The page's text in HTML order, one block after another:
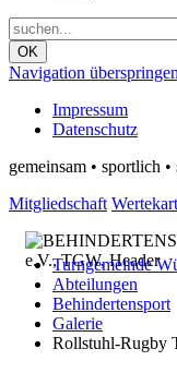
OK
Navigation überspringen
Impressum
Datenschutz
gemeinsam • sportlich •
Mitgliedschaft
Turngemeinde
Abteilungen
Behindertensport
Galerie
Rollstuhl-Rugby